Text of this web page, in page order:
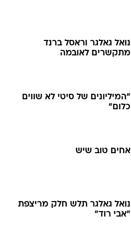
נואל גאלגר וראסל ברנד
מתקשרים לאובמה
"המיליונים של סיטי לא שווים
כלום"
אחים טוב שיש
נואל גאלגר תלש חלק מריצפת
"אבי רוד"